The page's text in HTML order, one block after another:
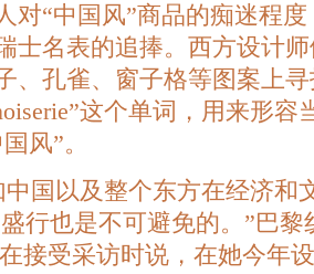
对“中国风”商品的痴迷程
士名表的追捧。西方设计
、孔雀、窗子格等图案上
这个单词，用来形容
风”。
国以及整个东方在经济和
盛行也是不可避免的。”巴
接受采访时说，在她今年